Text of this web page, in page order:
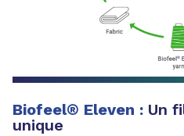
Biofeel® Eleven : Un
unique